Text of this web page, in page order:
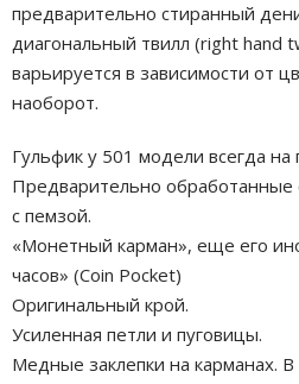
предварительно стиранный
диагональный твилл (right hand
варьируется в зависимости от
наоборот.
Гульфик у 501 модели всегда на
Предварительно обработанные
с пемзой.
«Монетный карман», еще его
часов» (Coin Pocket)
Оригинальный крой.
Усиленная петли и пуговицы.
Медные заклепки на карманах.